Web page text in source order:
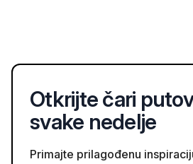
Otkrijte čari
svake nedelje
Primajte prilagođenu